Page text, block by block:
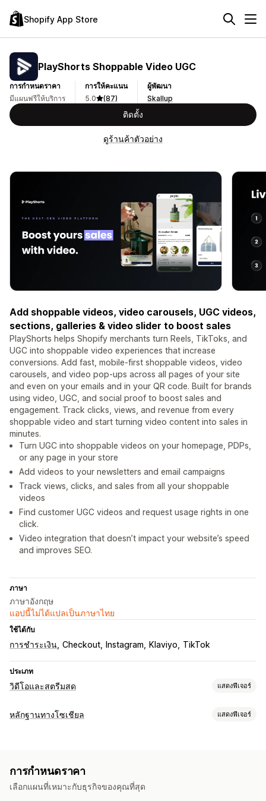
Shopify App Store
PlayShorts Shoppable Video UGC
การกำหนดราคา
มีแผนฟรีให้บริการ
การให้คะแนน
5.0
(87)
ผู้พัฒนา
Skallup
ติดตั้ง
ดูร้านค้าตัวอย่าง
Add shoppable videos, video carousels, UGC videos,
sections, galleries & video slider to boost sales
PlayShorts helps Shopify merchants turn Reels, TikToks, and
UGC into shoppable video experiences that increase
conversions. Add fast, mobile-first shoppable videos, video
carousels, and video pop-ups across all pages of your site
and even on your emails and in your QR code. Built for brands
using video, UGC, and social proof to boost sales and
engagement. Track clicks, views, and revenue from every
shoppable video and start turning video content into sales in
minutes.
Turn UGC into shoppable videos on your homepage, PDPs,
or any page in your store
Add videos to your newsletters and email campaigns
Track views, clicks, and sales from all your shoppable
videos
Find customer UGC videos and request usage rights in one
click.
Video integration that doesn’t impact your website’s speed
and improves SEO.
ภาษา
ภาษาอังกฤษ
แอปนี้ไม่ได้แปลเป็นภาษาไทย
ใช้ได้กับ
การชำระเงิน Checkout Instagram Klaviyo TikTok
ประเภท
วิดีโอและสตรีมสด แสดงฟีเจอร์
การจัดการวิดีโอ
การปรับแต่ง
หลักฐานทางโซเชียล แสดงฟีเจอร์
ตัวเลือกการแสดงผล
หลายภาษา
ฟีดที่สามารถซื้อสินค้าได้
การกำหนดราคา
เลือกแผนที่เหมาะกับธุรกิจของคุณที่สุด